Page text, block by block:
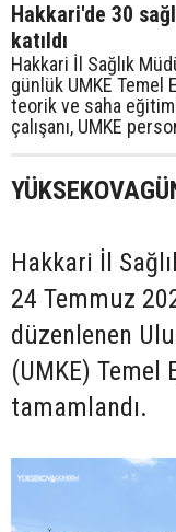
Hakkari'de 30
katıldı
Hakkari İl Sağlık
günlük UMKE Temel
teorik ve saha
çalışanı, UMKE
Hakkari İl
24 Temmuz
düzenlenen
(UMKE) Temel
tamamlandı.